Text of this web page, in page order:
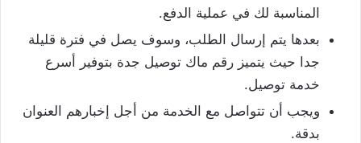
المناسبة لك في عملية الدفع.
بعدها يتم إرسال الطلب، وسوف يصل في فترة قليلة
جدا حيث يتميز رقم ماك توصيل جدة بتوفير أسرع
خدمة توصيل.
ويجب أن تتواصل مع الخدمة من أجل إخبارهم العنوان
بدقة.